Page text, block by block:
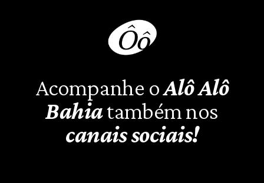
Acompanhe oAlô Alô
Bahiatambém nos
canais sociais!